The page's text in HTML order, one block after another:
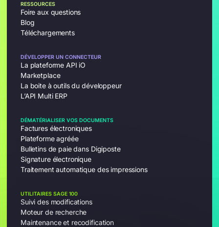
RESSOURCES
Foire aux questions
Blog
Téléchargements
DÉVELOPPER UN CONNECTEUR
La plateforme API iO
Marketplace
La boite à outils du développeur
L’API Multi ERP
DÉMATÉRIALISER VOS DOCUMENTS
Factures électroniques
Plateforme agréée
Bulletins de paie dans Digiposte
Signature électronique
Traitement automatique des impressions
UTILITAIRES SAGE 100
Suivi des modifications
Moteur de recherche
Maintenance et recodification